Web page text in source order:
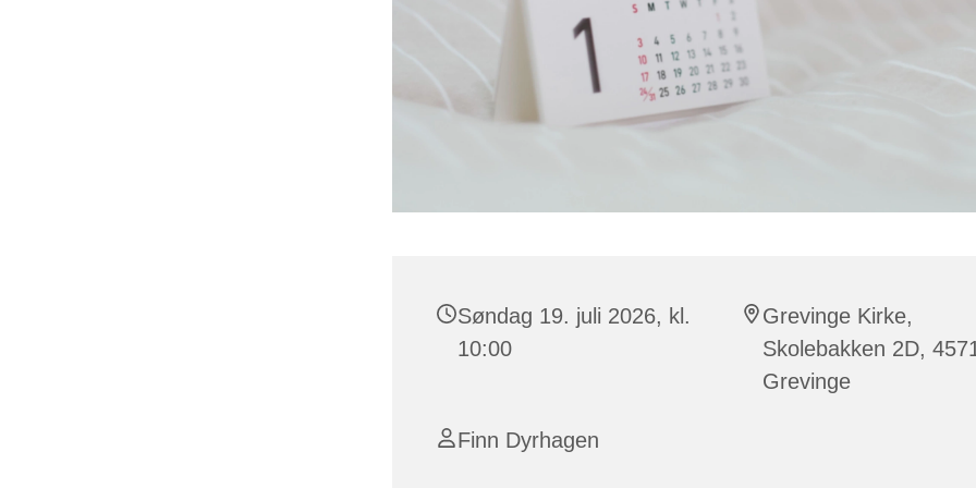
Søndag 19. juli 2026, kl.
10:00
Grevinge Kirke,
Skolebakken 2D,
Grevinge
Finn Dyrhagen